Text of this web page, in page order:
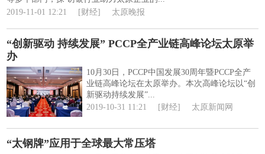
2019-11-01 12:21
[财经] 太原晚报
“创新驱动 持续发展” PCCP全产业链高峰论坛太原举
办
10月30日，PCCP中国发展30周年暨PCCP全产
业链高峰论坛在太原举办。本次高峰论坛以“创
新驱动持续发展”...
2019-10-31 11:21
[财经] 太原新闻网
“太钢牌”应用于全球最大常压塔